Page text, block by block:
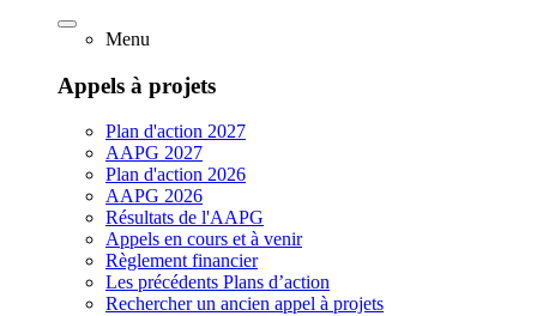
Menu
Appels à projets
Plan d'action 2027
AAPG 2027
Plan d'action 2026
AAPG 2026
Résultats de l'AAPG
Appels en cours et à venir
Règlement financier
Les précédents Plans d’action
Rechercher un ancien appel à projets